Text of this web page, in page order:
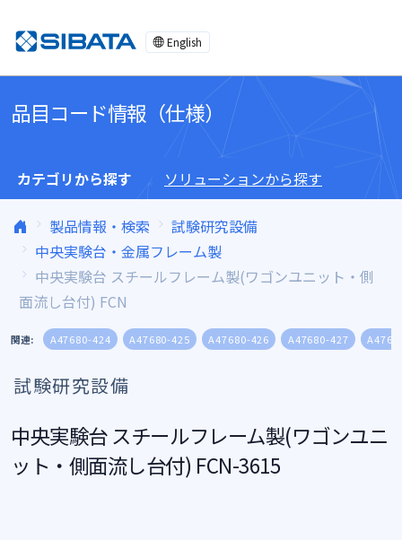
English
品目コード情報（仕様）
カテゴリから探す ソリューションから探す
製品情報・検索
試験研究設備
中央実験台・金属フレーム製
中央実験台 スチールフレーム製(ワゴンユニット・側
面流し台付) FCN
関連: A47680-424 A47680-425 A47680-426 A47680-427
試験研究設備
中央実験台 スチールフレーム製(ワゴンユニ
ット・側面流し台付) FCN-3615